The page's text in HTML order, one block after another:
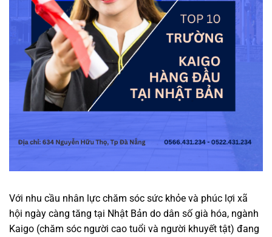
Với nhu cầu nhân lực chăm sóc sức khỏe và phúc lợi xã
hội ngày càng tăng tại Nhật Bản do dân số già hóa, ngành
Kaigo (chăm sóc người cao tuổi và người khuyết tật) đang